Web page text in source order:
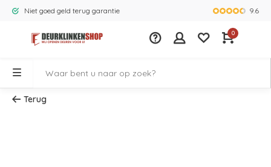
Niet goed geld terug garantie Grootste
9.6
0
Terug